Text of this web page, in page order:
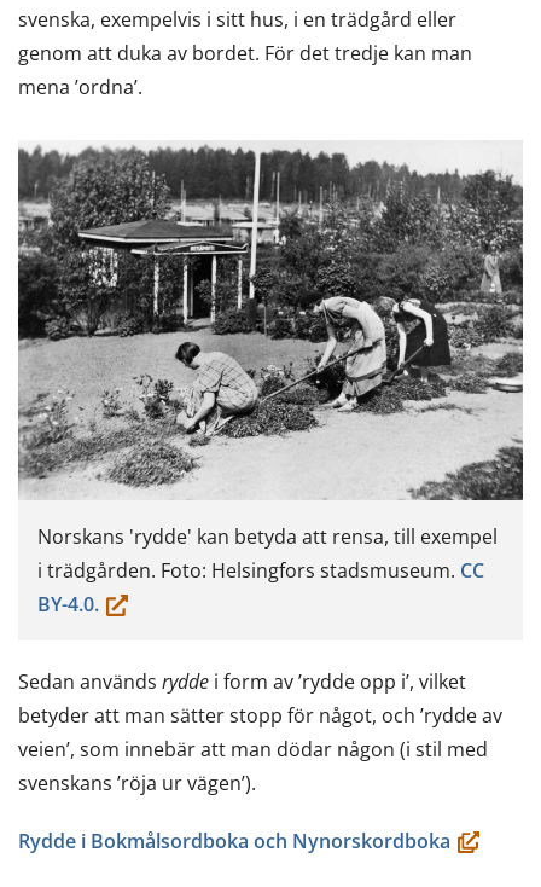
svenska, exempelvis i sitt hus, i en trädgård eller
genom att duka av bordet. För det tredje kan man
mena ’ordna’.
Norskans 'rydde' kan betyda att rensa, till exempel
i trädgården. Foto: Helsingfors stadsmuseum. CC
BY-4.0.(du
till
en
annan
tjänst)
Sedan används rydde i form av ’rydde opp i’, vilket
betyder att man sätter stopp för något, och ’rydde av
veien’, som innebär att man dödar någon (i stil med
svenskans ’röja ur vägen’).
Rydde i Bokmålsordboka och Nynorskordboka (öppnas